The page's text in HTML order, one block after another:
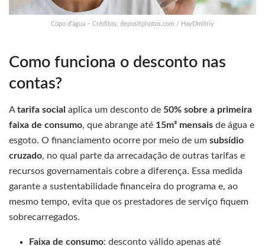
Copo d’água – Créditos: depositphotos.com / HayDmitriy
Como funciona o desconto nas
contas?
Atarifa social aplica um desconto de 50% sobre a primeira
faixa de consumo, que abrange até 15m³ mensais de água e
esgoto. O financiamento ocorre por meio de um subsídio
cruzado, no qual parte da arrecadação de outras tarifas e
recursos governamentais cobre a diferença. Essa medida
garante a sustentabilidade financeira do programa e, ao
mesmo tempo, evita que os prestadores de serviço fiquem
sobrecarregados.
Faixa de consumo: desconto válido apenas até